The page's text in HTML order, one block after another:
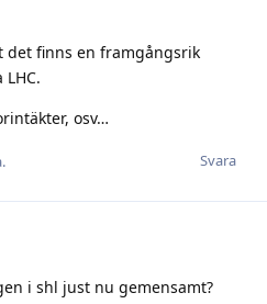
det finns en framgångsrik
osv…
Svara
i shl just nu gemensamt?